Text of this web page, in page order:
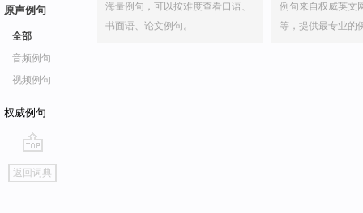
原声例句
全部
音频例句
视频例句
权威例句
go
top
返回词典
海量例句，可以按难度查看口语、
书面语、论文例句。
例句来自权威英文
等，提供最专业的